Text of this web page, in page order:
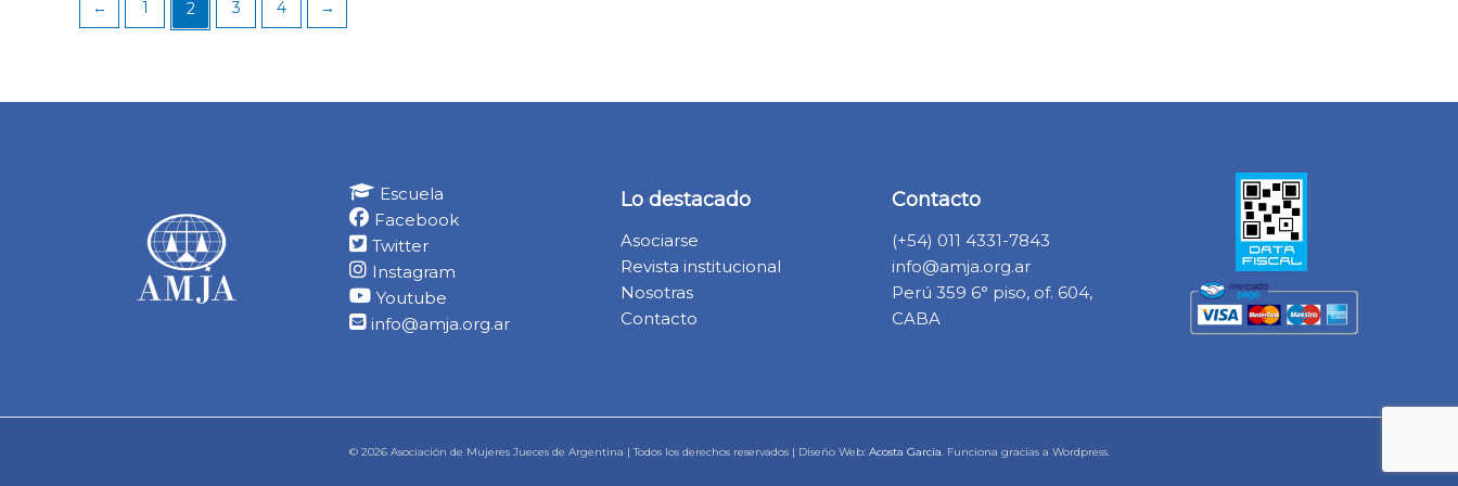
← 1 2 3 4 →
Escuela
Facebook
Twitter
Instagram
Youtube
info@amja.org.ar
Lo destacado
Asociarse
Revista institucional
Nosotras
Contacto
Contacto
(+54) 011 4331-7843
info@amja.org.ar
Perú 359 6° piso, of. 604,
CABA
© 2026 Asociación de Mujeres Jueces de Argentina | Todos los derechos reservados | Diseño Web: Acosta García . Funciona gracias a Wordpress.